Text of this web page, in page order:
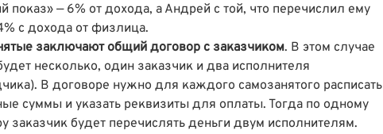
показ» — 6% от дохода, а Андрей с той, что перечислил ему
с дохода от физлица.
заключают общий договор с заказчиком. В этом случае
несколько, один заказчик и два исполнителя
В договоре нужно для каждого самозанятого расписать
суммы и указать реквизиты для оплаты. Тогда по одному
заказчик будет перечислять деньги двум исполнителям.